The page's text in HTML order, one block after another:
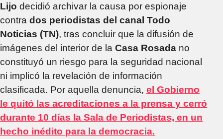
Lijo decidió archivar la causa por espionaje
contra dos periodistas del canal Todo
Noticias (TN), tras concluir que la difusión de
imágenes del interior de la Casa Rosada no
constituyó un riesgo para la seguridad nacional
ni implicó la revelación de información
clasificada. Por aquella denuncia, el Gobierno
le quitó las acreditaciones a la prensa y cerró
durante 10 días la Sala de Periodistas, en un
hecho inédito para la democracia.